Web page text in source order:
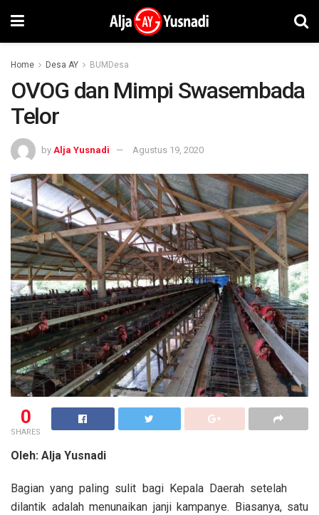
Home Desa AY BUMDesa
OVOG dan Mimpi Swasembada
Telor
by Alja Yusnadi Agustus 19, 2020
0
SHARES
Oleh: Alja Yusnadi
Bagian yang paling sulit bagi Kepala Daerah setelah
dilantik adalah menunaikan janji kampanye. Biasanya, satu